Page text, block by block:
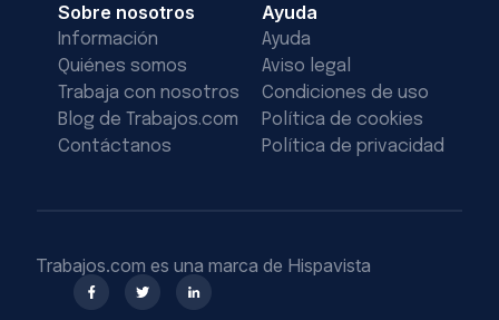
Sobre nosotros
Información
Quiénes somos
Trabaja con nosotros
Blog de Trabajos.com
Contáctanos
Ayuda
Ayuda
Aviso legal
Condiciones de uso
Política de cookies
Política de privacidad
Trabajos.com es una marca de Hispavista